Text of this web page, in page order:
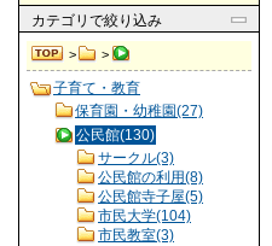
カテゴリ で絞り込み
> >
子育て・教育
保育園・幼稚園(27)
公民館(130)
サークル(3)
公民館の利用(8)
公民館寺子屋(5)
市民大学(104)
市民教室(3)